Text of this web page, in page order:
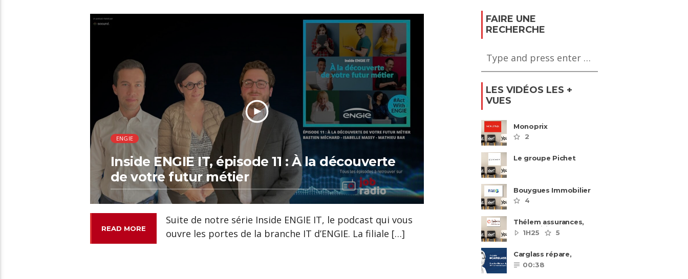
ENGIE
Inside ENGIE IT, épisode 11 : À la découverte
de votre futur métier
READ MORE
Suite de notre série Inside ENGIE IT, le podcast qui vous
ouvre les portes de la branche IT d’ENGIE. La filiale […]
FAIRE UNE
RECHERCHE
LES VIDÉOS LES +
VUES
Monoprix
2
Le groupe Pichet
Bouygues Immobilier
recrute autour de 8
pôles métiers
4
Thélem assurances,
une politique RH
ambitieuse
1H25 5
Carglass répare,
Carglass remplace et
Carglass embauche
00:38